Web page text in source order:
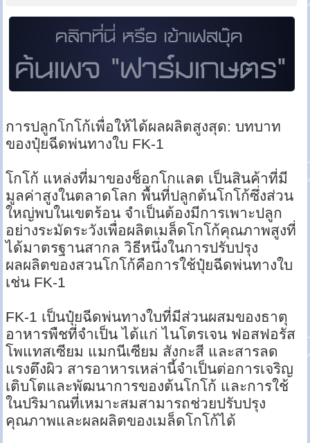
การปลูกโกโก้เพื่อให้ได้ผลผลิตสูงสุด: บทบาท
ของปุ๋ยฉีดพ่นทางใบ FK-1
โกโก้ แหล่งที่มาของช็อกโกแลต เป็นสินค้าที่มี
มูลค่าสูงในตลาดโลก พื้นที่ปลูกต้นโกโก้ซึ่งส่วน
ใหญ่พบในเขตร้อน จำเป็นต้องมีการเพาะปลูก
อย่างระมัดระวังเพื่อผลิตเมล็ดโกโก้คุณภาพสูงที่
ได้มาตรฐานสากล วิธีหนึ่งในการปรับปรุง
ผลผลิตของสวนโกโก้คือการใช้ปุ๋ยฉีดพ่นทางใบ
เช่น FK-1
FK-1 เป็นปุ๋ยฉีดพ่นทางใบที่มีส่วนผสมของธาตุ
อาหารพืชที่จำเป็น ได้แก่ ไนโตรเจน ฟอสฟอรัส
โพแทสเซียม แมกนีเซียม สังกะสี และสารลด
แรงตึงผิว สารอาหารเหล่านี้จำเป็นต่อการเจริญ
เติบโตและพัฒนาการของต้นโกโก้ และการใช้
ในปริมาณที่เหมาะสมสามารถช่วยปรับปรุง
คุณภาพและผลผลิตของเมล็ดโกโก้ได้